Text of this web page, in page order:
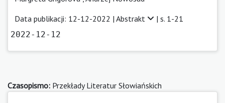
Data publikacji: 12-12-2022 | Abstrakt | s. 1-21
2022-12-12
Czasopismo: Przekłady Literatur Słowiańskich